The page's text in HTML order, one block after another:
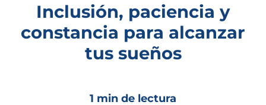
Inclusión, paciencia y
constancia para alcanzar
tus sueños
1 min de lectura